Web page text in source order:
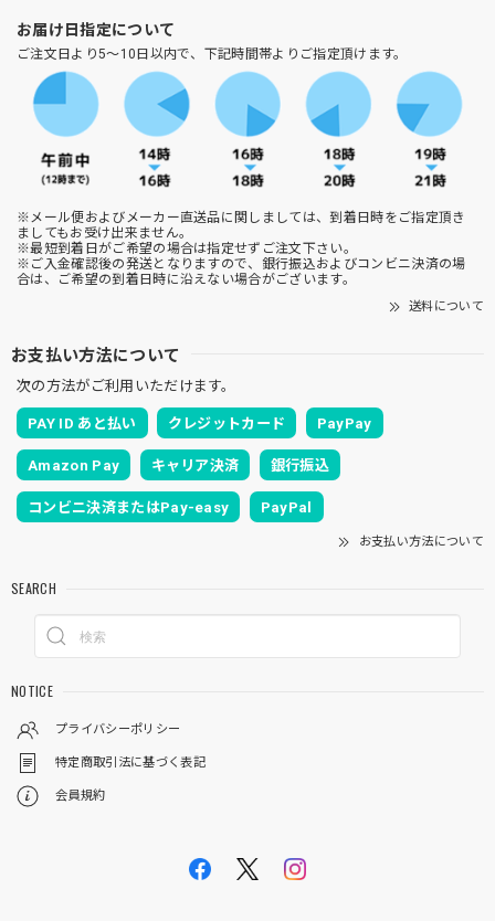
お届け日指定について
ご注文日より5～10日以内で、下記時間帯よりご指定頂けます。
※メール便およびメーカー直送品に関しましては、到着日時をご指定頂き
ましてもお受け出来ません。
※最短到着日がご希望の場合は指定せずご注文下さい。
※ご入金確認後の発送となりますので、銀行振込およびコンビニ決済の場
合は、ご希望の到着日時に沿えない場合がございます。
送料について
お支払い方法について
次の方法がご利用いただけます。
PAY ID あと払い クレジットカード PayPay
Amazon Pay キャリア決済 銀行振込
コンビニ決済またはPay-easy PayPal
お支払い方法について
SEARCH
NOTICE
プライバシーポリシー
特定商取引法に基づく表記
会員規約